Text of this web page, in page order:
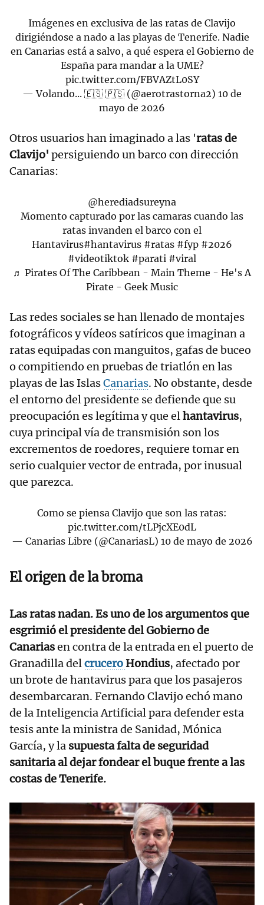
Imágenes en exclusiva de las ratas de Clavijo
dirigiéndose a nado a las playas de Tenerife. Nadie
en Canarias está a salvo, a qué espera el Gobierno de
España para mandar a la UME?
pic.twitter.com/FBVAZtL0SY
— Volando... 🇪🇸 🇵🇸 (@aerotrastorna2) 10 de
mayo de 2026
Otros usuarios han imaginado a las 'ratas de
Clavijo' persiguiendo un barco con dirección
Canarias:
@herediadsureyna
Momento capturado por las camaras cuando las
ratas invanden el barco con el
Hantavirus#hantavirus #ratas #fyp #2026
#videotiktok #parati #viral
♬ Pirates Of The Caribbean - Main Theme - He's A
Pirate - Geek Music
Las redes sociales se han llenado de montajes
fotográficos y vídeos satíricos que imaginan a
ratas equipadas con manguitos, gafas de buceo
o compitiendo en pruebas de triatlón en las
playas de las IslasCanarias. No obstante, desde
el entorno del presidente se defiende que su
preocupación es legítima y que elhantavirus,
cuya principal vía de transmisión son los
excrementos de roedores, requiere tomar en
serio cualquier vector de entrada, por inusual
que parezca.
Como se piensa Clavijo que son las ratas:
pic.twitter.com/tLPjcXE0dL
— Canarias Libre (@CanariasL) 10 de mayo de 2026
El origen de la broma
Las ratas nadan. Es uno de los argumentos que
esgrimió el presidente del Gobierno de
Canariasen contra de la entrada en el puerto de
Granadilla delcrucero Hondius, afectado por
un brote de hantavirus para que los pasajeros
desembarcaran. Fernando Clavijo echó mano
de la Inteligencia Artificial para defender esta
tesis ante la ministra de Sanidad, Mónica
García, y la supuesta falta de seguridad
sanitaria al dejar fondear el buque frente a las
costas de Tenerife.